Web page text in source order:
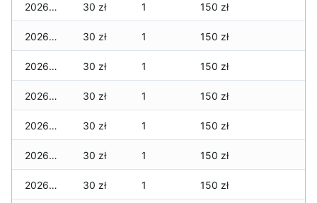
2026-01-09 30 zł 1 150 zł
2026-01-08 30 zł 1 150 zł
2026-01-07 30 zł 1 150 zł
2026-01-06 30 zł 1 150 zł
2026-01-05 30 zł 1 150 zł
2026-01-04 30 zł 1 150 zł
2026-01-03 30 zł 1 150 zł